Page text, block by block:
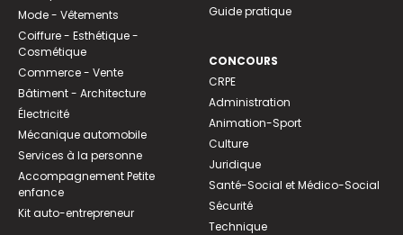
Mode - Vêtements
Coiffure - Esthétique -
Cosmétique
Commerce - Vente
Bâtiment - Architecture
Électricité
Mécanique automobile
Services à la personne
Accompagnement Petite
enfance
Kit auto-entrepreneur
Guide pratique
CONCOURS
CRPE
Administration
Animation-Sport
Culture
Juridique
Santé-Social et Médico-Social
Sécurité
Technique